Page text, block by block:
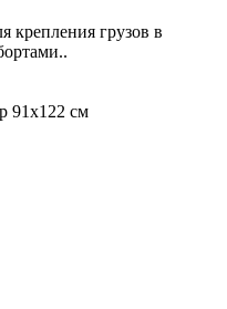
крепления грузов в
91x122 см